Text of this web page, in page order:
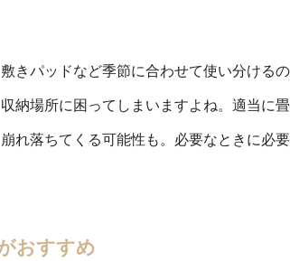
きパッドなど季節に合わせて使い分けるの
納場所に困ってしまいますよね。適当に畳
れ落ちてくる可能性も。必要なときに必要
おすすめ